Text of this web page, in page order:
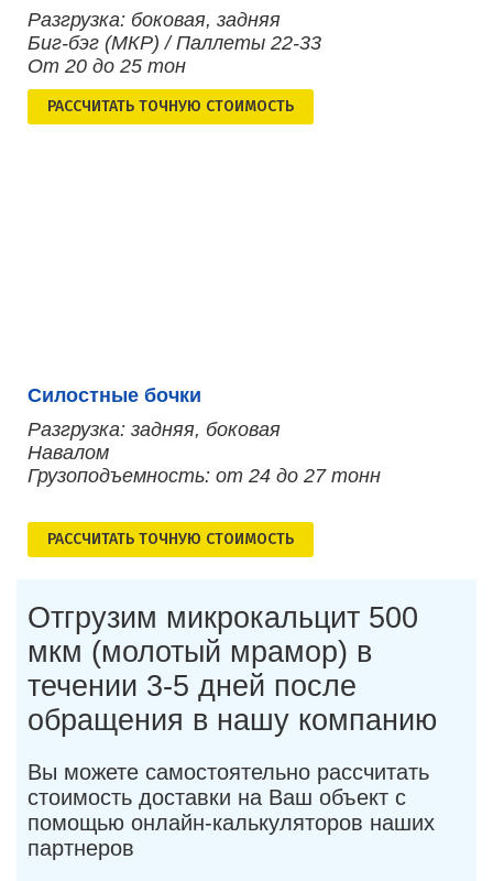
Разгрузка: боковая, задняя
Биг-бэг (МКР) / Паллеты 22-33
От 20 до 25 тон
РАСCЧИТАТЬ ТОЧНУЮ СТОИМОСТЬ
Силостные бочки
Разгрузка: задняя, боковая
Навалом
Грузоподъемность: от 24 до 27 тонн
РАСCЧИТАТЬ ТОЧНУЮ СТОИМОСТЬ
Отгрузим микрокальцит 500
мкм (молотый мрамор) в
течении 3-5 дней после
обращения в нашу компанию
Вы можете самостоятельно рассчитать
стоимость доставки на Ваш объект с
помощью онлайн-калькуляторов наших
партнеров